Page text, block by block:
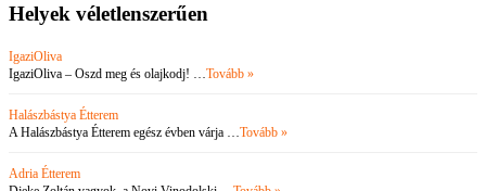
Helyek véletlenszerűen
IgaziOliva
IgaziOliva – Oszd meg és olajkodj! …Tovább »
Halászbástya Étterem
A Halászbástya Étterem egész évben várja …Tovább »
Adria Étterem